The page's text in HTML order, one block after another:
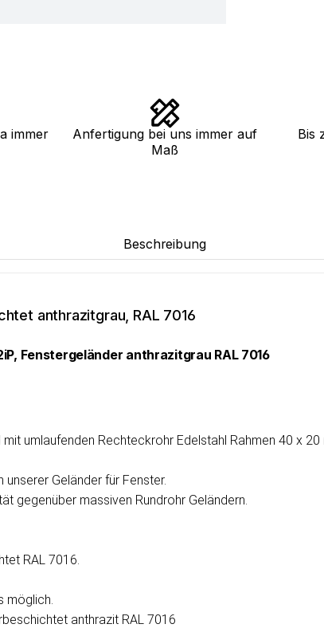
immer
Anfertigung bei uns immer auf
Maß
Bis
Beschreibung
anthrazitgrau, RAL 7016
Fenstergeländer anthrazitgrau RAL 7016
umlaufenden Rechteckrohr Edelstahl Rahmen 40 x
Geländer für Fenster.
gegenüber massiven Rundrohr Geländern.
RAL 7016.
möglich.
anthrazit RAL 7016